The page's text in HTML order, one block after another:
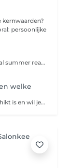
Dé perfecte treatment om jouw huid helemaal summer ready te maken! Deze behandeling is een compleet verzorgingspakket waarbij niet alleen het gezicht, maar ook de armen extra aandacht krijgen. We merken namelijk vaak dat, naarmate we ouder worden, de armen ook wat extra verzorging kunnen gebruiken. Daarom hebben we een treatment samengesteld die zorgt voor een mooie glow én verzorging van top tot teen. Wat kun je verwachten? Een complete HydroPeptide behandeling Verzorging voor zowel gezicht als armen Een prachtige frisse glow Ontspanning én huidverbetering in één behandeling En extra fijn: Je ontvangt de HydroPeptide Sun Slick SPF50 cadeau t.w.v. €38 Deze handige SPF stick is perfect voor onderweg, past makkelijk in je tas en is ideaal voor zowel gezicht als lichaam.
welke
Weet je niet welke behandeling voor jou geschikt is en wil je samen met ons kijken welke? Boek dan dit kopje in op de tijd die jij zou willen en we kijken samen wat we gaan doen ! Kom je voor de eerste keer, plan er dan ook een intake bij zodat we tijd hebben om te overleggen en evt een huidscan te maken.